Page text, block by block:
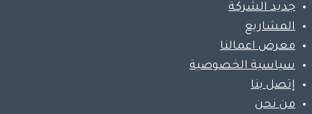
جديد الشركة
المشاريع
معرض اعمالنا
سياسية الخصوصية
إتصل بنا
من نحن